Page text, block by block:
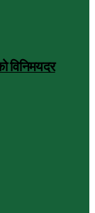
विनिमयदर